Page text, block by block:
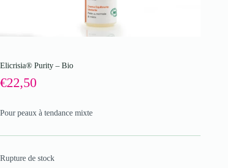
Elicrisia® Purity – Bio
€22,50
Pour peaux à tendance mixte
Rupture de stock